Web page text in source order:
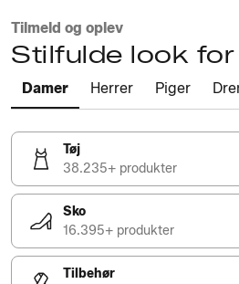
Tilmeld og oplev
Stilfulde look for
Damer Herrer Piger
Tøj
38.235+ produkter
Sko
16.395+ produkter
Tilbehør